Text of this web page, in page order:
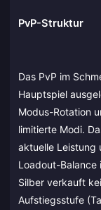
PvP-Struktur
Das PvP im
Hauptspiel
Modus-Rotation
limitierte Modi.
aktuelle Leistung
Loadout-
Silber verkauft
Aufstiegsstufe